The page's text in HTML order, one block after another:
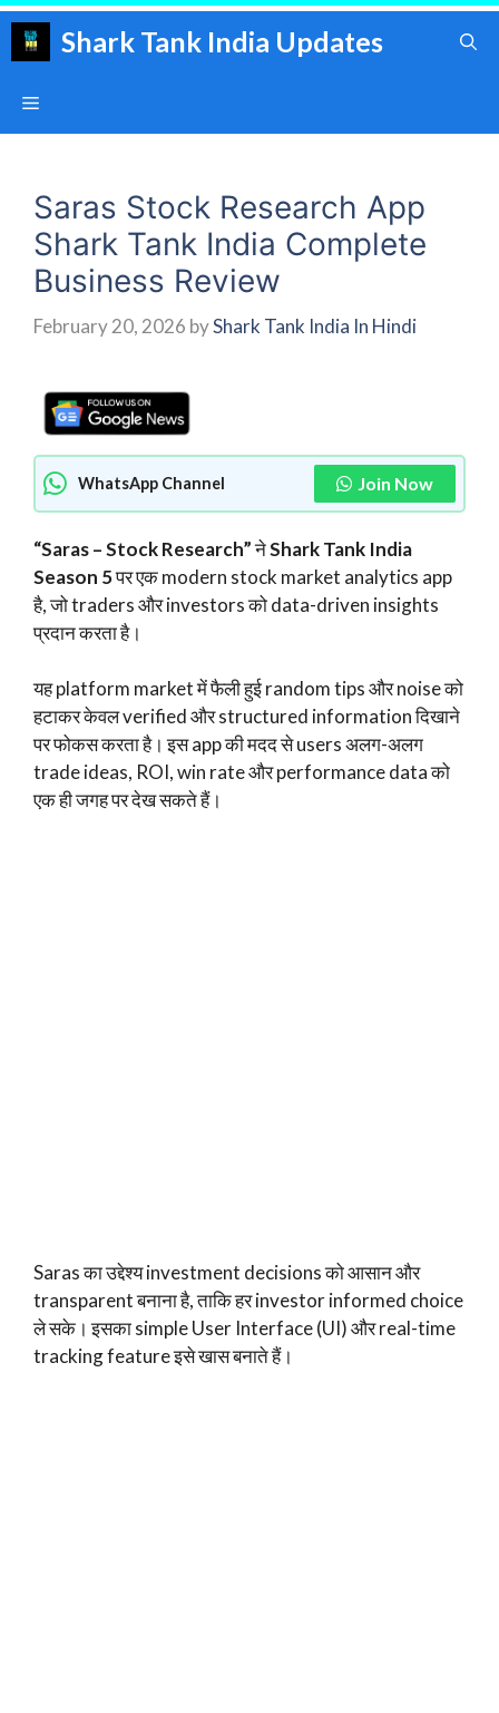
Skip
Shark Tank India Updates
Menu
Saras Stock Research App
Shark Tank India Complete
Business Review
February 20, 2026 byShark Tank India In Hindi
WhatsApp Channel Join Now
“Saras – Stock Research”नेShark Tank India
Season 5पर एक modern stock market analytics app
है, जो traders और investors को data-driven insights
प्रदान करता है।
यह platform market में फैली हुई random tips और noise को
हटाकर केवल verified और structured information दिखाने
पर फोकस करता है। इस app की मदद से users अलग-अलग
trade ideas, ROI, win rate और performance data को
एक ही जगह पर देख सकते हैं।
Saras का उद्देश्य investment decisions को आसान और
transparent बनाना है, ताकि हर investor informed choice
ले सके। इसका simple User Interface (UI) और real-time
tracking feature इसे खास बनाते हैं।